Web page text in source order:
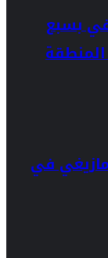
بسبع
في